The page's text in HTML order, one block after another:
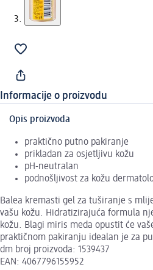
Informacije o proizvodu
Opis proizvoda
praktično putno pakiranje
prikladan za osjetljivu kožu
pH-neutralan
podnošljivost za kožu
Balea kremasti gel za tuširanje s
vašu kožu. Hidratizirajuća formula
kožu. Blagi miris meda opustit će
praktičnom pakiranju idealan je za
dm broj proizvoda: 1539437
EAN: 4067796155952